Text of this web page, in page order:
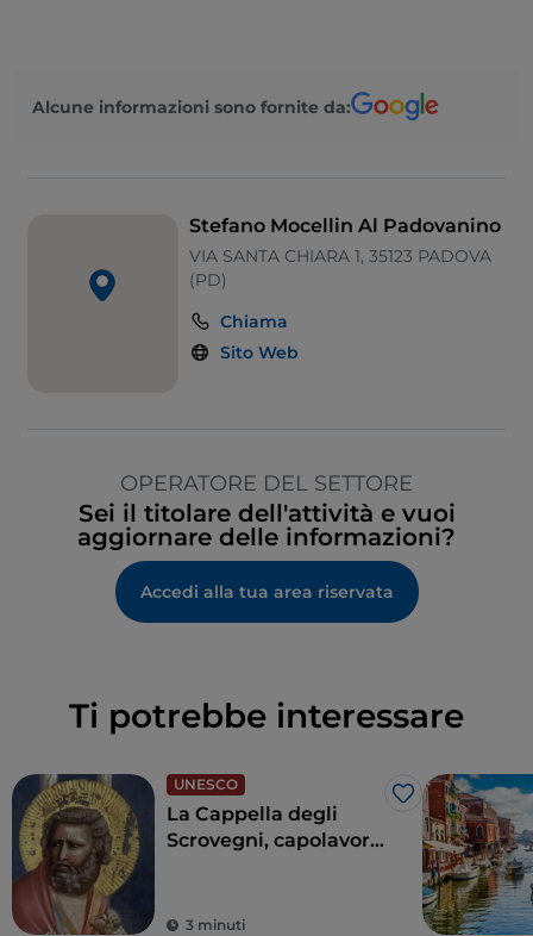
Alcune informazioni sono fornite da:
Stefano Mocellin Al Padovanino
VIA SANTA CHIARA 1, 35123 PADOVA
(PD)
Chiama
Sito Web
OPERATORE DEL SETTORE
Sei il titolare dell'attività e vuoi
aggiornare delle informazioni?
Accedi alla tua area riservata
Ti potrebbe interessare
UNESCO
Like
La Cappella degli
Scrovegni, capolavoro
3 minuti